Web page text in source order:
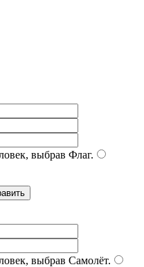
выбрав Флаг.
выбрав Самолёт.